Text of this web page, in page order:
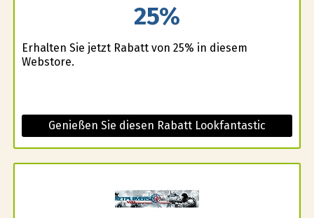
25%
Erhalten Sie jetzt Rabatt von 25% in diesem
Webstore.
Genießen Sie diesen Rabatt Lookfantastic